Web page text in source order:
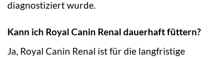
diagnostiziert wurde.
Kann ich Royal Canin Renal dauerhaft füttern?
Ja, Royal Canin Renal ist für die langfristige